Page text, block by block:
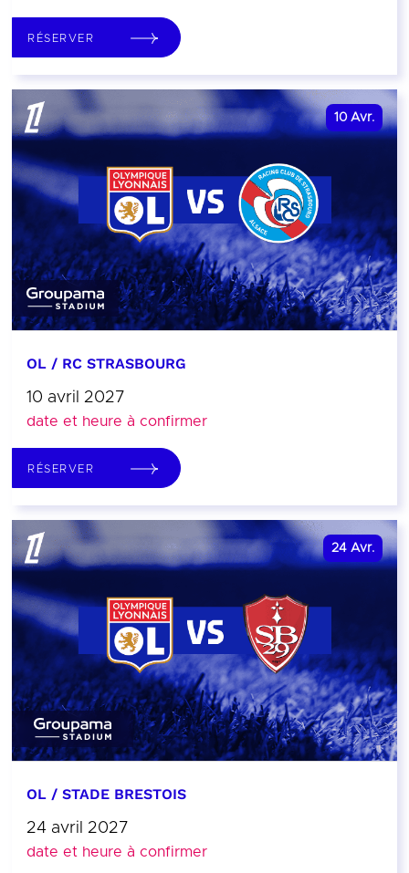
RÉSERVER
10 Avr.
OL / RC STRASBOURG
10 avril 2027
date et heure à confirmer
RÉSERVER
24 Avr.
OL / STADE BRESTOIS
24 avril 2027
date et heure à confirmer